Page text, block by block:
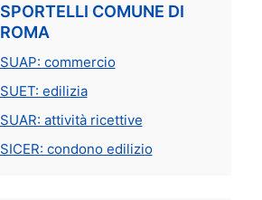
SPORTELLI COMUNE DI
ROMA
SUAP: commercio
SUET: edilizia
SUAR: attività ricettive
SICER: condono edilizio